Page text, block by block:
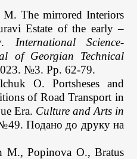
The mirrored Interiors
Estate of the early –
International Science-
of Georgian Technical
№3. Pp. 62-79.
О. Portsheses and
of Road Transport in
Era. Culture and Arts in
Подано до друку на
M., Popinova O., Bratus